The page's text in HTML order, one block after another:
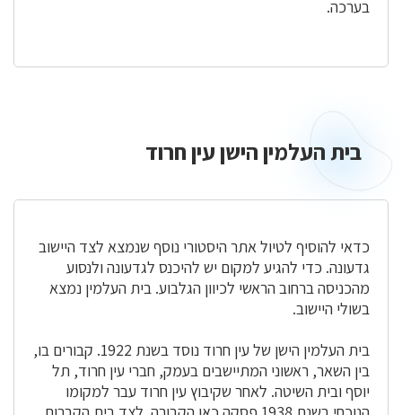
בערכה.
בית העלמין הישן עין חרוד
כדאי להוסיף לטיול אתר היסטורי נוסף שנמצא לצד היישוב
גדעונה. כדי להגיע למקום יש להיכנס לגדעונה ולנסוע
מהכניסה ברחוב הראשי לכיוון הגלבוע. בית העלמין נמצא
בשולי היישוב.
בית העלמין הישן של עין חרוד נוסד בשנת 1922. קבורים בו,
בין השאר, ראשוני המתיישבים בעמק, חברי עין חרוד, תל
יוסף ובית השיטה. לאחר שקיבוץ עין חרוד עבר למקומו